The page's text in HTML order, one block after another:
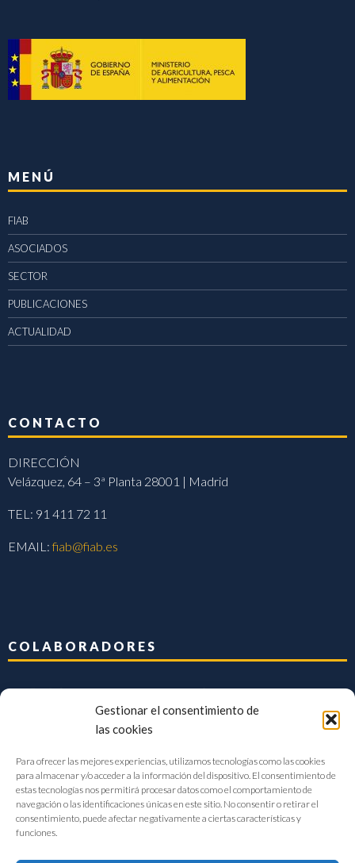
Gestionar el consentimiento de
las cookies
Para ofrecer las mejores experiencias, utilizamos tecnologías como las cookies
para almacenar y/o acceder a la información del dispositivo. El consentimiento de
estas tecnologías nos permitirá procesar datos como el comportamiento de
navegación o las identificaciones únicas en este sitio. No consentir o retirar el
consentimiento, puede afectar negativamente a ciertas características y
funciones.
MENÚ
FIAB
ASOCIADOS
SECTOR
PUBLICACIONES
ACTUALIDAD
CONTACTO
DIRECCIÓN
Velázquez, 64 – 3ª Planta 28001 | Madrid
TEL: 91 411 72 11
EMAIL:fiab@fiab.es
COLABORADORES